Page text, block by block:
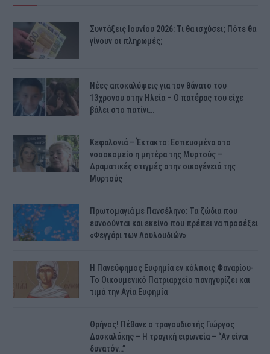
Συντάξεις Ιουνίου 2026: Τι θα ισχύσει; Πότε θα
γίνουν οι πληρωμές;
Νέες αποκαλύψεις για τον θάνατο του
13χρονου στην Ηλεία – Ο πατέρας του είχε
βάλει στο πατίνι…
Κεφαλονιά – Έκτακτο: Εσπευσμένα στο
νοσοκομείο η μητέρα της Μυρτούς –
Δραματικές στιγμές στην οικογένειά της
Μυρτούς
Πρωτομαγιά με Πανσέληνο: Τα ζώδια που
ευνοούνται και εκείνο που πρέπει να προσέξει
«Φεγγάρι των Λουλουδιών»
H Πανεύφημος Ευφημία εν κόλποις Φαναρίου-
Το Οικουμενικό Πατριαρχείο πανηγυρίζει και
τιμά την Αγία Ευφημία
Θρήνος! Πέθανε ο τραγουδιστής Γιώργος
Δασκαλάκης – Η τραγική ειρωνεία – “Αν είναι
δυνατόν…”